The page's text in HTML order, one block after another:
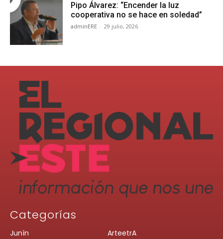
Pipo Álvarez: “Encender la luz
cooperativa no se hace en soledad”
adminERE - 29 julio, 2026
Categorías
Junín
ArteetrA